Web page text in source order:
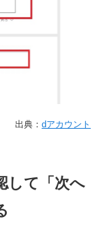
出典：dアカウント
して「次へ